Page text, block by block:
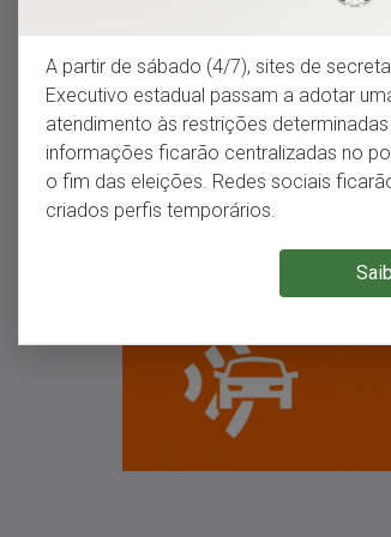
A partir de sábado (4/7), sites de
Executivo estadual passam a adotar
atendimento às restrições
informações ficarão centralizadas no
o fim das eleições. Redes sociais
criados perfis temporários.